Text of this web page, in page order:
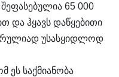
65 000
და ჰყავს დაწყებითი
უსასყიდლოდ
ეს საქმიანობა